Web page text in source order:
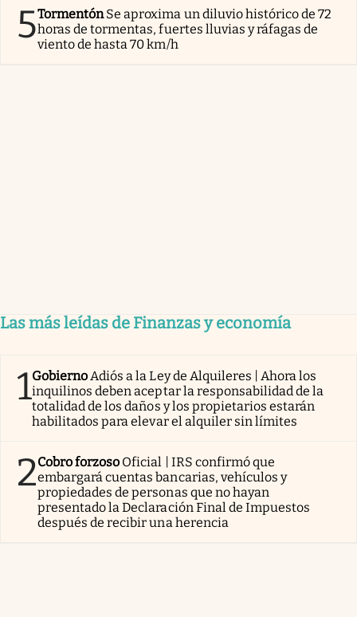
5TormentónSe aproxima un diluvio histórico de 72
horas de tormentas, fuertes lluvias y ráfagas de
viento de hasta 70 km/h
Las más leídas de Finanzas y economía
1GobiernoAdiós a la Ley de Alquileres | Ahora los
inquilinos deben aceptar la responsabilidad de la
totalidad de los daños y los propietarios estarán
habilitados para elevar el alquiler sin límites
2Cobro forzoso Oficial | IRS confirmó que
embargará cuentas bancarias, vehículos y
propiedades de personas que no hayan
presentado la Declaración Final de Impuestos
después de recibir una herencia